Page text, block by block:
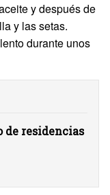
y después de
y las setas.
durante unos
de residencias